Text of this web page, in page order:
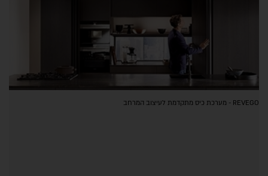
REVEGO - מערכת כיס מתקדמת לעיצוב המרחב